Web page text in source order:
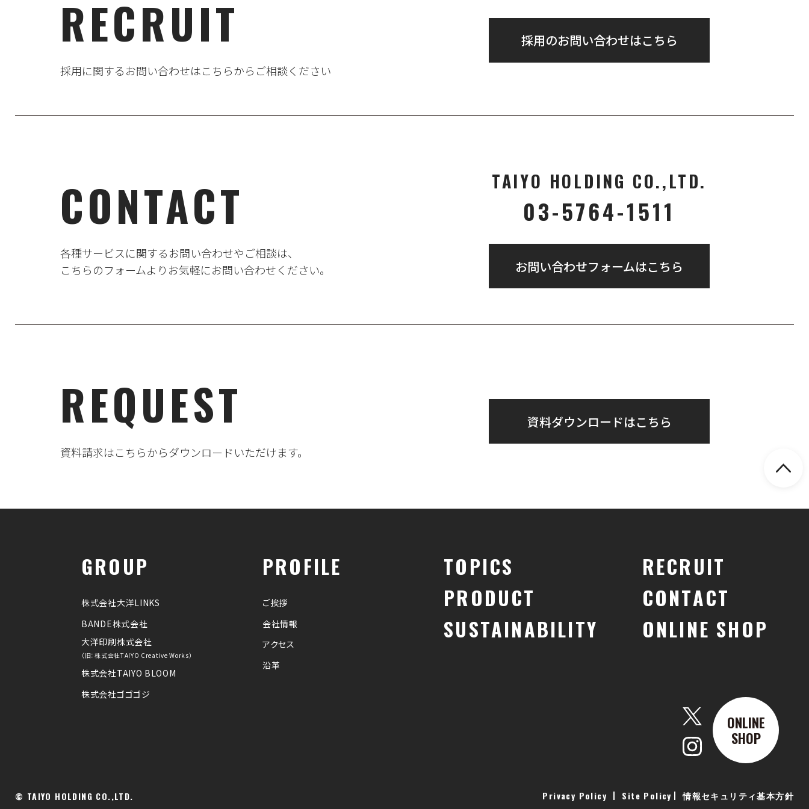
RECRUIT
採用に関するお問い合わせはこちらからご相談ください
採用のお問い合わせはこちら
CONTACT
各種サービスに関するお問い合わせやご相談は、
こちらのフォームよりお気軽にお問い合わせください。
TAIYO HOLDING CO.,LTD.
03-5764-1511
お問い合わせフォームはこちら
REQUEST
資料請求はこちらからダウンロードいただけます。
資料ダウンロードはこちら
GROUP
株式会社大洋LINKS
BANDE株式会社
大洋印刷株式会社
（旧：株式会社TAIYO Creative Works）
株式会社TAIYO BLOOM
株式会社ゴゴゴジ
PROFILE
ご挨拶
会社情報
アクセス
沿革
TOPICS
PRODUCT
SUSTAINABILITY
RECRUIT
CONTACT
ONLINE SHOP
ONLINE
SHOP
Privacy Policy Site Policy 情報セキュリティ基本方針
© TAIYO HOLDING CO.,LTD.